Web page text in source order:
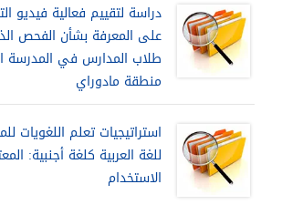
دراسة لتقييم فعالية فيديو
على المعرفة بشأن الفحص
طلاب المدارس في المدرسة
منطقة مادوراي
استراتيجيات تعلم اللغويات
للغة العربية كلغة أجنبية:
الاستخدام